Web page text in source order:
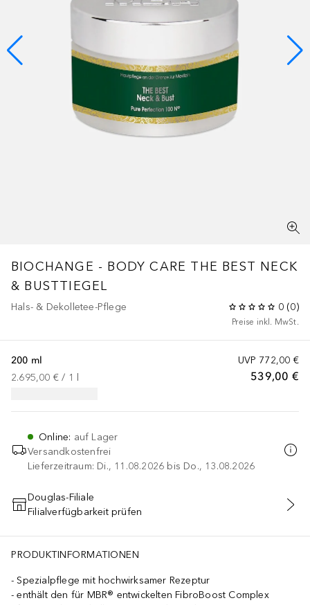
BIOCHANGE - BODY CARE THE BEST NECK
& BUSTTIEGEL
Hals- & Dekolletee-Pflege 0 (0)
Preise inkl. MwSt.
UVP 772,00 €
539,00 €
200 ml
2.695,00 € / 1
Online: auf Lager
Versandkostenfrei
Lieferzeitraum: Di., 11.08.2026 bis Do., 13.08.2026
IN DEN WARENKORB
Douglas-Filiale
Filialverfügbarkeit prüfen
PRODUKTINFORMATIONEN
Spezialpflege mit hochwirksamer Rezeptur
enthält den für MBR® entwickelten FibroBoost Complex